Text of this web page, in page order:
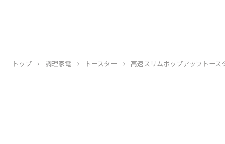
トップ 調理家電 トースター 高速スリムポップアップトース